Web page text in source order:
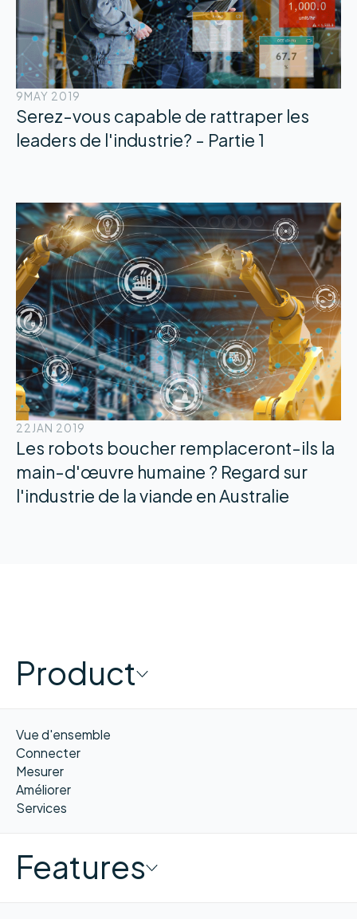
9MAY 2019
Serez-vous capable de rattraper les
leaders de l'industrie? - Partie 1
22 JAN 2019
Les robots boucher remplaceront-ils la
main-d'œuvre humaine ? Regard sur
l'industrie de la viande en Australie
Product
Vue d'ensemble
Connecter
Mesurer
Améliorer
Services
Features